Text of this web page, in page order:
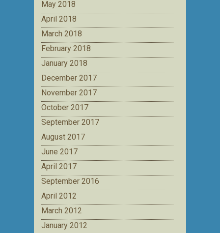
May 2018
April 2018
March 2018
February 2018
January 2018
December 2017
November 2017
October 2017
September 2017
August 2017
June 2017
April 2017
September 2016
April 2012
March 2012
January 2012